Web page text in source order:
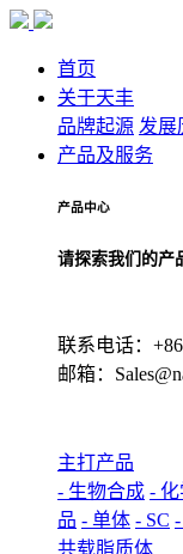
首页
关于天丰
品牌起源 发展
产品及服务
产品中心
请探索我们的产
联系电话：
邮箱：
主打产品
- 生物合成 -
品 - 单体 - SC
共载脂质体